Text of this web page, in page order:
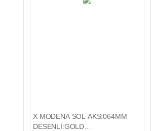
X MODENA SOL AKS:064MM
DESENLİ:GOLD